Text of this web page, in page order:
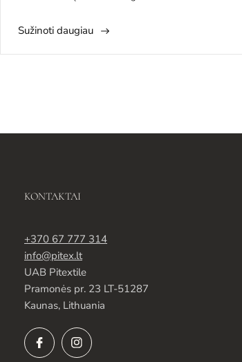
Sužinoti daugiau
KONTAKTAI
+370 67 777 314
info@pitex.lt
UAB Pitextile
Pramonės pr. 23 LT-51287
Kaunas, Lithuania